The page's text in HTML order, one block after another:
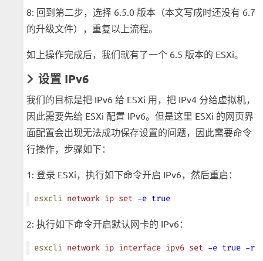
8: 回到第二步，选择 6.5.0 版本（本文写成时还没有 6.7
的升级文件），重复以上流程。
如上操作完成后，我们就有了一个 6.5 版本的 ESXi。
设置 IPv6
我们的目标是把 IPv6 给 ESXi 用，把 IPv4 分给虚拟机，
因此需要先给 ESXi 配置 IPv6。但是这里 ESXi 的网页界
面配置会出现无法成功保存设置的问题，因此需要命令
行操作，步骤如下：
1: 登录 ESXi，执行如下命令开启 IPv6，然后重启：
esxcli network ip set -e true
2: 执行如下命令开启默认网卡的 IPv6：
esxcli network ip interface ipv6 set -e true -r